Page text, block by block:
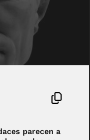
parecen a